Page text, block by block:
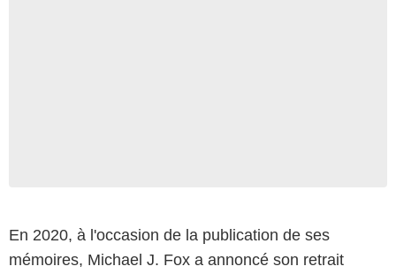
En 2020, à l'occasion de la publication de ses
mémoires, Michael J. Fox a annoncé son retrait